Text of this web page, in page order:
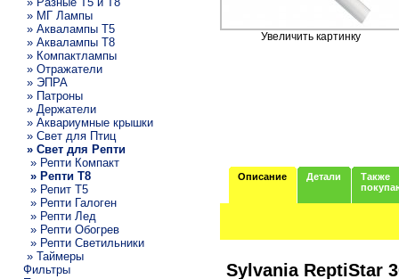
» МГ Лампы
» Аквалампы T5
» Аквалампы T8
» Компактлампы
» Отражатели
» ЭПРА
» Патроны
» Держатели
» Аквариумные крышки
» Свет для Птиц
» Свет для Репти
» Репти Компакт
» Репти Т8
» Репит Т5
» Репти Галоген
» Репти Лед
» Репти Обогрев
» Репти Светильники
» Таймеры
Фильтры
Увеличить картинку
Описание Детали
Также
Sylvania ReptiStar